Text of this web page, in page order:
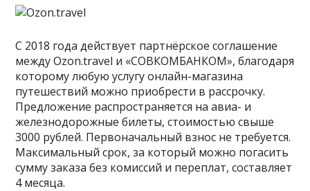
С 2018 года действует партнёрское соглашение
между Ozon.travel и «СОВКОМБАНКОМ», благодаря
которому любую услугу онлайн-магазина
путешествий можно приобрести в рассрочку.
Предложение распространяется на авиа- и
железнодорожные билеты, стоимостью свыше
3000 рублей. Первоначальный взнос не требуется.
Максимальный срок, за который можно погасить
сумму заказа без комиссий и переплат, составляет
4 месяца.